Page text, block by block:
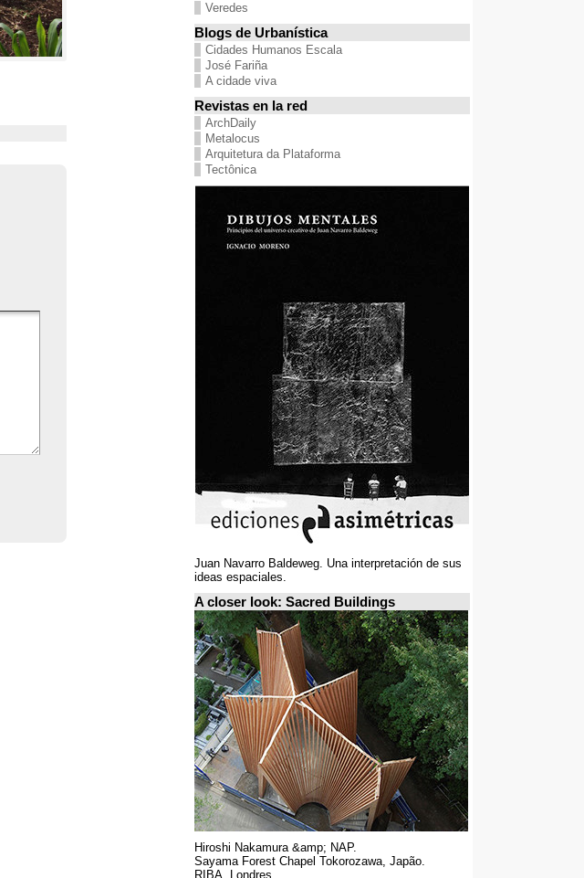
Veredes
Blogs de Urbanística
Cidades Humanos Escala
José Fariña
A cidade viva
Revistas en la red
ArchDaily
Metalocus
Arquitetura da Plataforma
Tectônica
Juan Navarro Baldeweg. Una interpretación de sus
ideas espaciales.
A closer look: Sacred Buildings
Hiroshi Nakamura &amp; NAP.
Sayama Forest Chapel Tokorozawa, Japão.
RIBA, Londres.